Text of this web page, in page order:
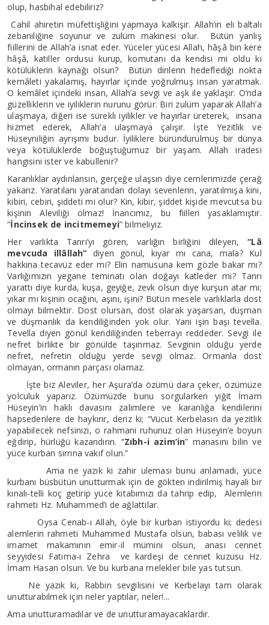
olup, hasbihal edebiliriz?
Cahil ahiretin müfettişliğini yapmaya kalkışır. Allah’ın eli baltalı
zebaniliğine soyunur ve zulüm makinesi olur. Bütün yanlış
fiillerini de Allah’a isnat eder. Yüceler yücesi Allah, hâşâ bin kere
hâşâ, katiller ordusu kurup, komutanı da kendisi mi oldu ki
kötülüklerin kaynağı olsun? Bütün dinlerin hedeflediği nokta
kemâleti yakalamış, hayırlar içinde yoğrulmuş insan yaratmak.
O kemâlet içindeki insan, Allah’a sevgi ve aşk ile yaklaşır. O’nda
güzelliklerin ve iyiliklerin nurunu görür. Biri zulüm yaparak Allah’a
ulaşmaya, diğeri ise sürekli iyilikler ve hayırlar üreterek, insana
hizmet ederek, Allah’a ulaşmaya çalışır. İşte Yezitlik ve
Hüseyniliğin ayrışımı budur. İyiliklere büründürülmüş bir dünya
veya kötülüklerde boğuştuğumuz bir yaşam. Allah iradesi
hangisini ister ve kabullenir?
Karanlıklar aydınlansın, gerçeğe ulaşsın diye cemlerimizde çerağ
yakarız. Yaratılanı yaratandan dolayı sevenlerin, yaratılmışa kini,
kibiri, cebiri, şiddeti mi olur? Kin, kibir, şiddet kişide mevcutsa bu
kişinin Aleviliği olmaz! İnancımız, bu fiilleri yasaklamıştır.
“İncinsek de incitmemeyi” bilmeliyiz.
Her varlıkta Tanrı’yı gören, varlığın birliğini dileyen,“Lâ
mevcuda illâllah” diyen gönül, kıyar mı cana, mala? Kul
hakkına tecavüz eder mi? Elin namusuna kem gözle bakar mı?
Varlığımızın yegane teminatı olan doğayı katleder mi? Tanrı
yarattı diye kurda, kuşa, geyiğe, zevk olsun diye kurşun atar mı;
yıkar mı kişinin ocağını, aşını, işini? Bütün mesele varlıklarla dost
olmayı bilmektir. Dost olursan, dost olarak yaşarsan, düşman
ve düşmanlık da kendiliğinden yok olur. Yani işin başı tevella.
Tevella diyen gönül kendiliğinden teberrayı reddeder. Sevgi ile
nefret birlikte bir gönülde taşınmaz. Sevginin olduğu yerde
nefret, nefretin olduğu yerde sevgi olmaz. Ormanla dost
olmayan, ormanın parçası olamaz.
İşte biz Aleviler, her Aşura’da özümü dara çeker, özümüze
yolculuk yaparız. Özümüzde bunu sorgularken yiğit İmam
Hüseyin’in haklı davasını zalimlere ve karanlığa kendilerini
hapsedenlere de haykırır, deriz ki; “Vücut Kerbelasın da yezitlik
yapabilecek nefsinizi, o rahmani ruhunuz olan Hüseyin’e boyun
eğdirip, hürlüğü kazandırın. “Zıbh-i azim’in” manasını bilin ve
yüce kurban sırrına vakıf olun.”
Ama ne yazık ki zahir uleması bunu anlamadı, yüce
kurbanı büsbütün unutturmak için de gökten indirilmiş hayali bir
kınalı-telli koç getirip yüce kitabımızı da tahrip edip, Alemlerin
rahmeti Hz. Muhammed’i de ağlattılar.
Oysa Cenab-ı Allah, öyle bir kurban istiyordu ki; dedesi
alemlerin rahmeti Muhammed Mustafa olsun, babası velilik ve
imamet makamının emir-il mümini olsun, anası cennet
seyyidesi Fatıma-ı Zehra ve kardeşi de cennet kuzusu Hz.
İmam Hasan olsun. Ve bu kurbana melekler bile yas tutsun.
Ne yazık ki, Rabbin sevgilisini ve Kerbelayı tam olarak
unutturabilmek için neler yaptılar, neler!...
Ama unutturamadılar ve de unutturamayacaklardır.